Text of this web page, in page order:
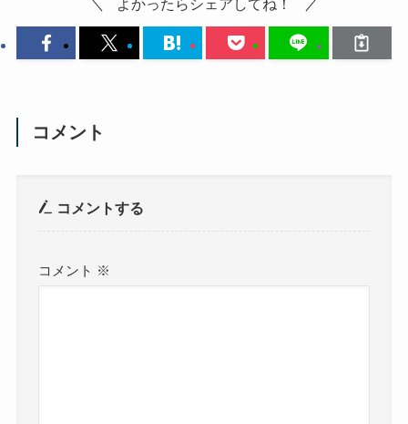
コメント
コメントする
コメント ※